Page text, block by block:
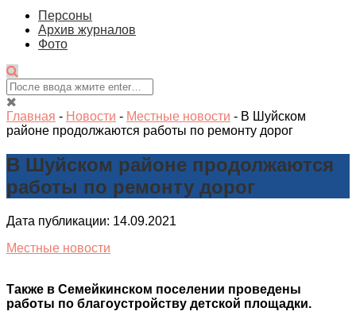
Персоны
Архив журналов
Фото
Главная - Новости - Местные новости - В Шуйском
районе продолжаются работы по ремонту дорог
В Шуйском районе продолжаются
работы по ремонту дорог
Дата публикации: 14.09.2021
Местные новости
Также в Семейкинском поселении проведены
работы по благоустройству детской площадки.